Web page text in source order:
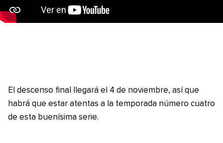
El descenso final llegará el 4 de noviembre, así que
habrá que estar atentas a la temporada número cuatro
de esta buenísima serie.